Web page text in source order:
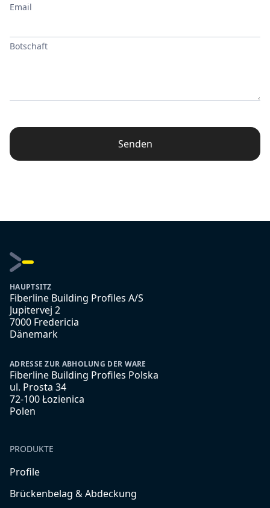
Email
Botschaft
Senden
HAUPTSITZ
Fiberline Building Profiles A/S
Jupitervej 2
7000 Fredericia
Dänemark
ADRESSE ZUR ABHOLUNG DER WARE
Fiberline Building Profiles Polska
ul. Prosta 34
72-100 Łozienica
Polen
PRODUKTE
Profile
Brückenbelag & Abdeckung